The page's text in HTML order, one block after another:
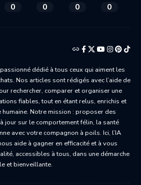
0 0 0 0
dédié à tous ceux qui aiment les
Nos articles sont rédigés avec l’aide de
rechercher, comparer et organiser une
fiables, tout en étant relus, enrichis et
Notre mission : proposer des
jour sur le comportement félin, la santé
avec votre compagnon à poils. Ici, l’IA
aide à gagner en efficacité et à vous
accessibles à tous, dans une démarche
et bienveillante.